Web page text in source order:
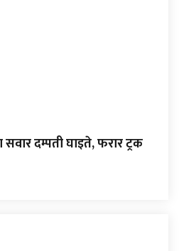
दम्पती घाइते, फरार ट्रक